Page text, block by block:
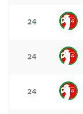
24
24
24